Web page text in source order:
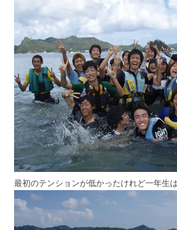
最初のテンションが低かったけれど一年生